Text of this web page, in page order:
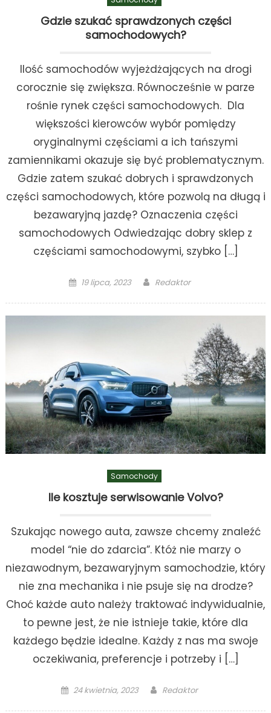
Gdzie szukać sprawdzonych części
samochodowych?
Ilość samochodów wyjeżdżających na drogi
corocznie się zwiększa. Równocześnie w parze
rośnie rynek części samochodowych. Dla
większości kierowców wybór pomiędzy
oryginalnymi częściami a ich tańszymi
zamiennikami okazuje się być problematycznym.
Gdzie zatem szukać dobrych i sprawdzonych
części samochodowych, które pozwolą na długą i
bezawaryjną jazdę? Oznaczenia części
samochodowych Odwiedzając dobry sklep z
częściami samochodowymi, szybko […]
Posted
19 lipca, 2023 Author
Redaktor
Samochody
Ile kosztuje serwisowanie Volvo?
Szukając nowego auta, zawsze chcemy znaleźć
model “nie do zdarcia”. Któż nie marzy o
niezawodnym, bezawaryjnym samochodzie, który
nie zna mechanika i nie psuje się na drodze?
Choć każde auto należy traktować indywidualnie,
to pewne jest, że nie istnieje takie, które dla
każdego będzie idealne. Każdy z nas ma swoje
oczekiwania, preferencje i potrzeby i […]
Posted
24 kwietnia, 2023 Author
Redaktor